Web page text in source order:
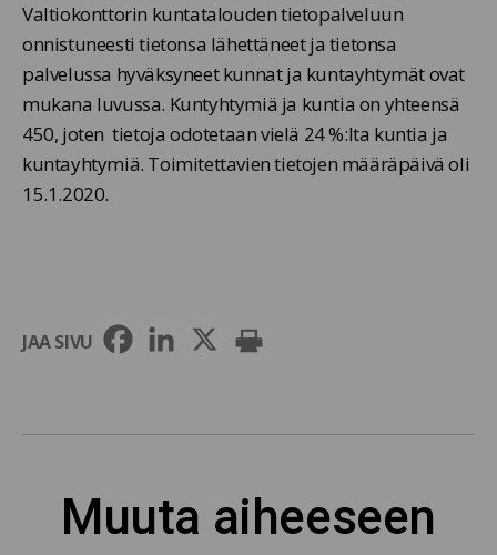
Valtiokonttorin kuntatalouden tietopalveluun
onnistuneesti tietonsa lähettäneet ja tietonsa
palvelussa hyväksyneet kunnat ja kuntayhtymät ovat
mukana luvussa. Kuntyhtymiä ja kuntia on yhteensä
450, joten tietoja odotetaan vielä 24 %:lta kuntia ja
kuntayhtymiä. Toimitettavien tietojen määräpäivä oli
15.1.2020.
JAA SIVU
Muuta aiheeseen